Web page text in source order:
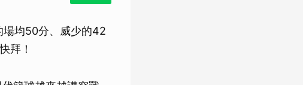
場均50分、威少的42
拜！